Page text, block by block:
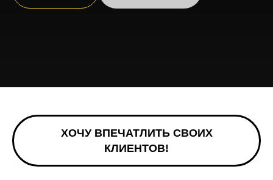
ХОЧУ ВПЕЧАТЛИТЬ СВОИХ
КЛИЕНТОВ!